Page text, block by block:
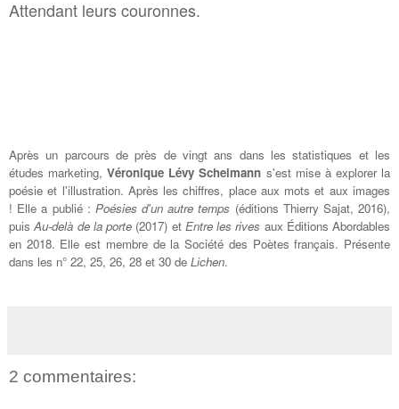
Attendant leurs couronnes.
Après un parcours de près de vingt ans dans les statistiques et les
études marketing,Véronique LévyScheimann s'est mise à explorer la
poésie et l'illustration. Après les chiffres, place aux mots et aux images
! Elle a publié : Poésies d'un autre temps (éditions Thierry Sajat,2016),
puisAu-delà de la porte (2017) et Entre les rives aux Éditions Abordables
en 2018. Elleest membre de la Société des Poètes français. Présente
dans les n° 22, 25, 26, 28 et 30 de Lichen.
2 commentaires: